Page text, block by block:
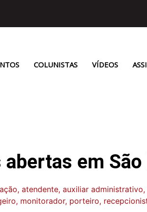
COLUNISTAS VÍDEOS
abertas em
atendente, auxiliar
monitorador, porteiro,